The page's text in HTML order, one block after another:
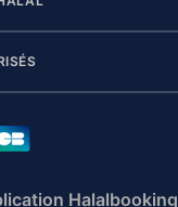
Halalbooking